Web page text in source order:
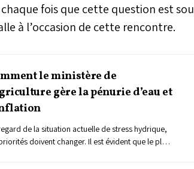
fois que cette question est
à l’occasion de cette rencontre.
le ministère de
gère la pénurie d’eau et
de la situation actuelle de stress hydrique,
doivent changer. Il est évident que le plus